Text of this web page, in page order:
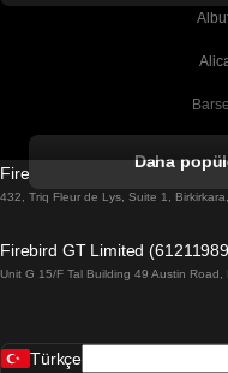
Daha
Firebird GT Limited (OC 1451)
432, Triq Fleur de Lys, Suite 1,
Firebird GT Limited
Unit G 15/F Tal Building 49 Austin Road,
Türkçe